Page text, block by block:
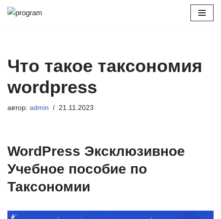
Что такое таксономия
wordpress
автор: admin 21.11.2023
WordPress Эксклюзивное
Учебное пособие по
Таксономии